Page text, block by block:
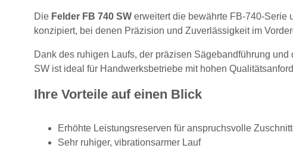
Die Felder FB 740 SW erweitert die bewährte FB-740-Serie
konzipiert, bei denen Präzision und Zuverlässigkeit im
Dank des ruhigen Laufs, der präzisen Sägebandführung
SW ist ideal für Handwerksbetriebe mit hohen
Ihre Vorteile auf einen Blick
Erhöhte Leistungsreserven für anspruchsvolle
Sehr ruhiger, vibrationsarmer Lauf